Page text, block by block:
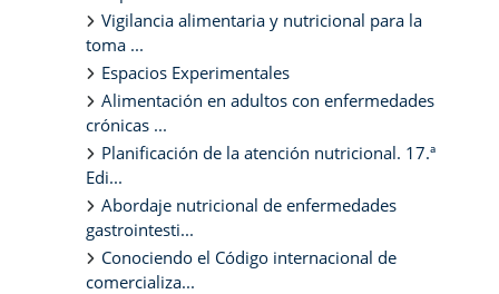
Vigilancia alimentaria y nutricional para la
toma ...
Espacios Experimentales
Alimentación en adultos con enfermedades
crónicas ...
Planificación de la atención nutricional. 17.ª
Edi...
Abordaje nutricional de enfermedades
gastrointesti...
Conociendo el Código internacional de
comercializa...